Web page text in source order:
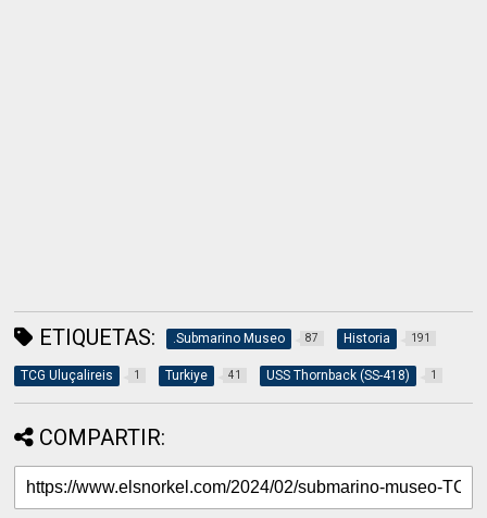
ETIQUETAS: .Submarino Museo 87 Historia 191
TCG Uluçalireis 1 Turkiye 41 USS Thornback (SS-418) 1
COMPARTIR: